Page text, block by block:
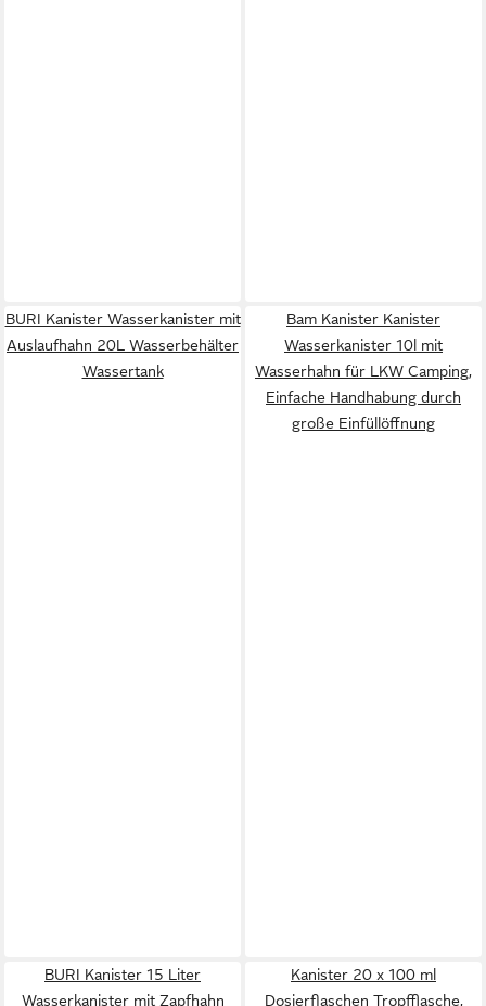
BURI Kanister Wasserkanister mit
Auslaufhahn 20L Wasserbehälter
Wassertank
Bam Kanister Kanister
Wasserkanister 10l mit
Wasserhahn für LKW Camping,
Einfache Handhabung durch
große Einfüllöffnung
BURI Kanister 15 Liter
Wasserkanister mit Zapfhahn
Kanister 20 x 100 ml
Dosierflaschen Tropfflasche,